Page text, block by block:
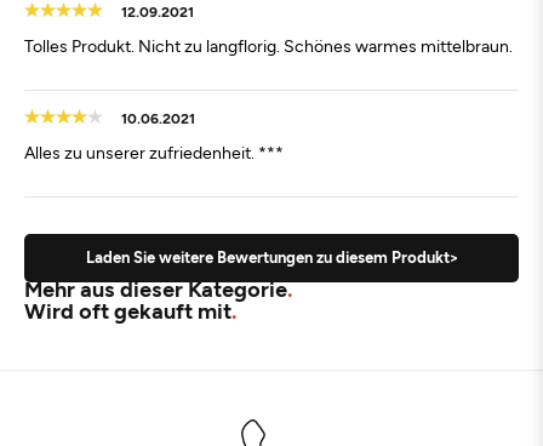
12.09.2021
Tolles Produkt. Nicht zu langflorig. Schönes warmes mittelbraun.
10.06.2021
Alles zu unserer zufriedenheit. ***
Laden Sie weitere Bewertungen zu diesem Produkt>
Mehr aus dieser Kategorie
Wird oft gekauft mit